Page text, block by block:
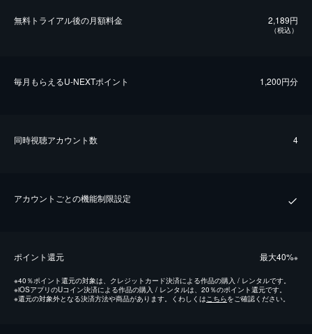
無料トライアル後の⽉額料金 2,189円
（税込）
毎⽉もらえるU-NEXTポイント 1,200円分
同時視聴アカウント数 4
アカウントごとの機能制限設定
ポイント還元 最⼤40%※
※40％ポイント還元の対象は、クレジットカード決済による作品の購入 / レンタルです。
※iOSアプリのUコイン決済による作品の購入 / レンタルは、20％のポイント還元です。
※還元の対象外となる決済方法や商品があります。くわしくはこちらをご確認ください。